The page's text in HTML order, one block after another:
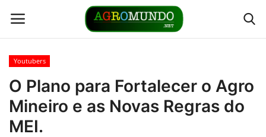
Home
Contato
Youtubers
O Plano para Fortalecer o Agro
Mineiro e as Novas Regras do
MEI.